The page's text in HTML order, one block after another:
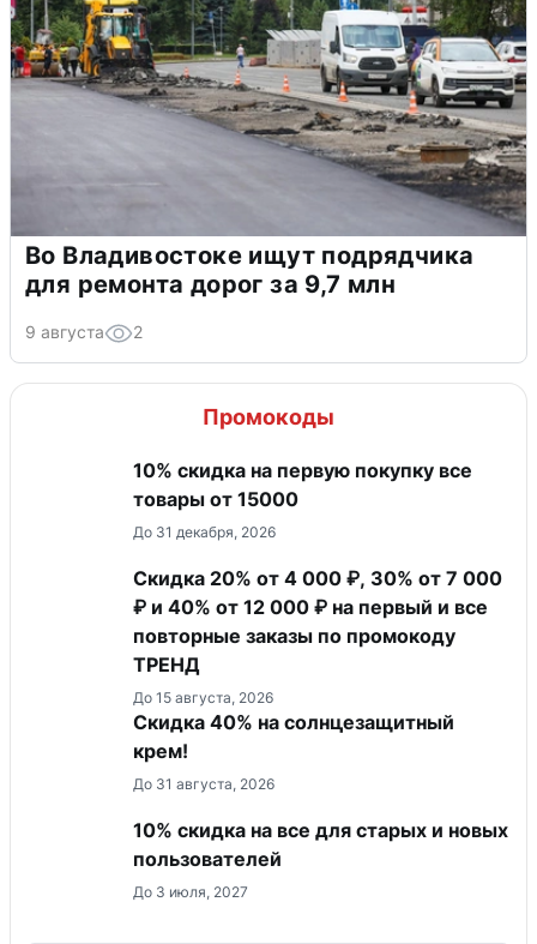
Во Владивостоке ищут подрядчика
для ремонта дорог за 9,7 млн
9 августа 2
Промокоды
10% скидка на первую покупку все
товары от 15000
До 31 декабря, 2026
Скидка 20% от 4 000 ₽, 30% от 7 000
₽ и 40% от 12 000 ₽ на первый и все
повторные заказы по промокоду
ТРЕНД
До 15 августа, 2026
Скидка 40% на солнцезащитный
крем!
До 31 августа, 2026
10% скидка на все для старых и новых
пользователей
До 3 июля, 2027